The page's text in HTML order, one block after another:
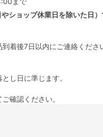
ショップ休業日を除いた日）
着後7日以内にご連絡くだ
し日に準じます。
ご確認ください。